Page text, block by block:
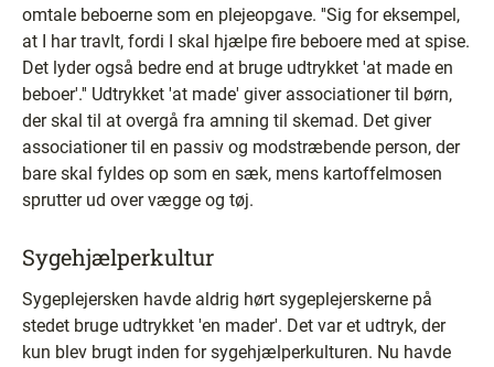
omtale beboerne som en plejeopgave. ''Sig for eksempel,
at I har travlt, fordi I skal hjælpe fire beboere med at spise.
Det lyder også bedre end at bruge udtrykket 'at made en
beboer'.'' Udtrykket 'at made' giver associationer til børn,
der skal til at overgå fra amning til skemad. Det giver
associationer til en passiv og modstræbende person, der
bare skal fyldes op som en sæk, mens kartoffelmosen
sprutter ud over vægge og tøj.
Sygehjælperkultur
Sygeplejersken havde aldrig hørt sygeplejerskerne på
stedet bruge udtrykket 'en mader'. Det var et udtryk, der
kun blev brugt inden for sygehjælperkulturen. Nu havde